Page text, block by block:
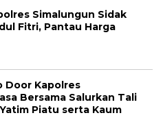
Simalungun Sidak
Fitri, Pantau Harga
Door Kapolres
Bersama Salurkan Tali
Piatu serta Kaum